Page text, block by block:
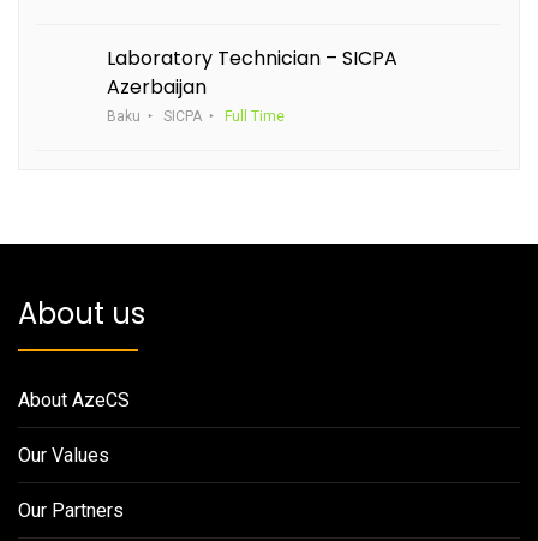
Laboratory Technician – SICPA
Azerbaijan
Baku SICPA Full Time
About us
About AzeCS
Our Values
Our Partners